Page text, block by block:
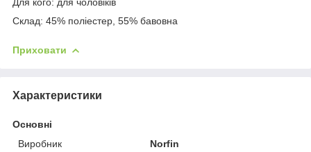
Склад: 45% поліестер, 55% бавовна
Приховати
Характеристики
Основні
Виробник
Norfin